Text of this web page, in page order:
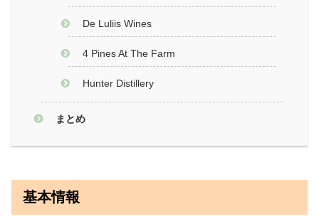
De Luliis Wines
4 Pines At The Farm
Hunter Distillery
まとめ
基本情報